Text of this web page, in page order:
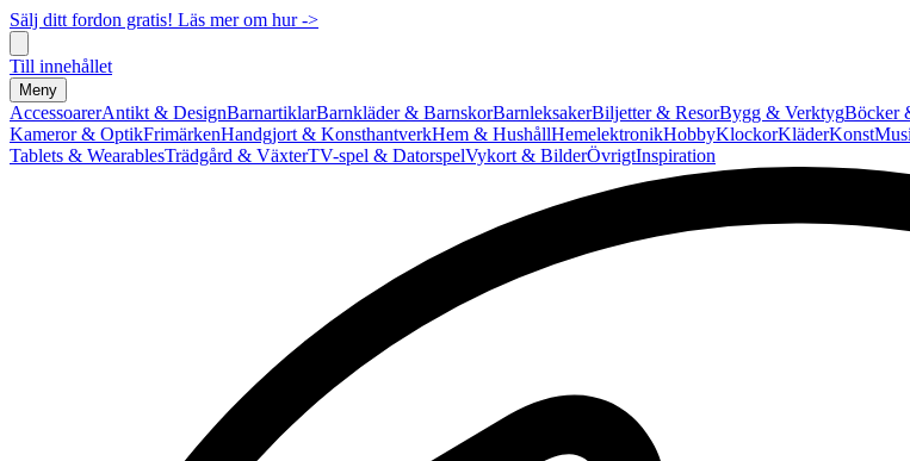
Sälj ditt fordon gratis! Läs mer om hur ->
Till innehållet
Meny
AccessoarerAntikt & DesignBarnartiklarBarnkläder & BarnskorBarnleksakerBiljetter & ResorBygg & VerktygBöcker
Kameror & OptikFrimärkenHandgjort & KonsthantverkHem & HushållHemelektronikHobbyKlockorKläderKonst
Tablets & WearablesTrädgård & VäxterTV-spel & DatorspelVykort & BilderÖvrigtInspiration